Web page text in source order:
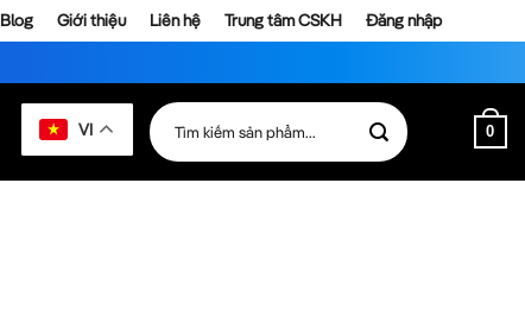
Blog Giới thiệu Liên hệ Trung tâm CSKH
Đăng nhập
VI
Tìm
kiếm:
0